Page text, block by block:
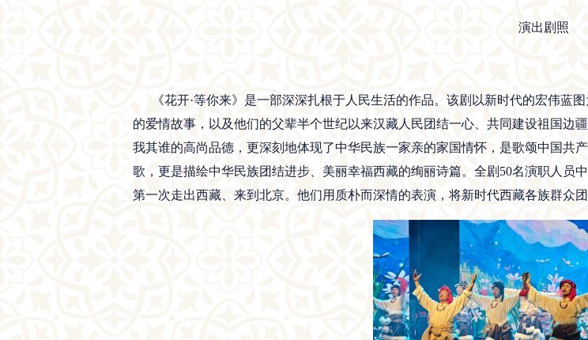
演出剧照
《花开·等你来》是一部深深扎根于人民生活的作品。该剧以新时代的宏伟蓝
的爱情故事，以及他们的父辈半个世纪以来汉藏人民团结一心、共同建设祖国边
我其谁的高尚品德，更深刻地体现了中华民族一家亲的家国情怀，是歌颂中国共
歌，更是描绘中华民族团结进步、美丽幸福西藏的绚丽诗篇。全剧50名演职人员
第一次走出西藏、来到北京。他们用质朴而深情的表演，将新时代西藏各族群众